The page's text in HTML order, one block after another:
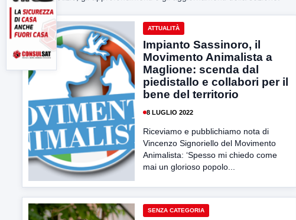
ATTUALITÀ
Impianto Sassinoro, il
Movimento Animalista a
Maglione: scenda dal
piedistallo e collabori per il
bene del territorio
8 LUGLIO 2022
Riceviamo e pubblichiamo nota di
Vincenzo Signoriello del Movimento
Animalista: ‘Spesso mi chiedo come
mai un glorioso popolo...
SENZA CATEGORIA